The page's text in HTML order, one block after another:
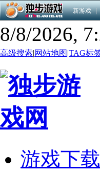
新游戏 |
8/8/2026,
高级搜索|网站地图|TAG标
游戏下载